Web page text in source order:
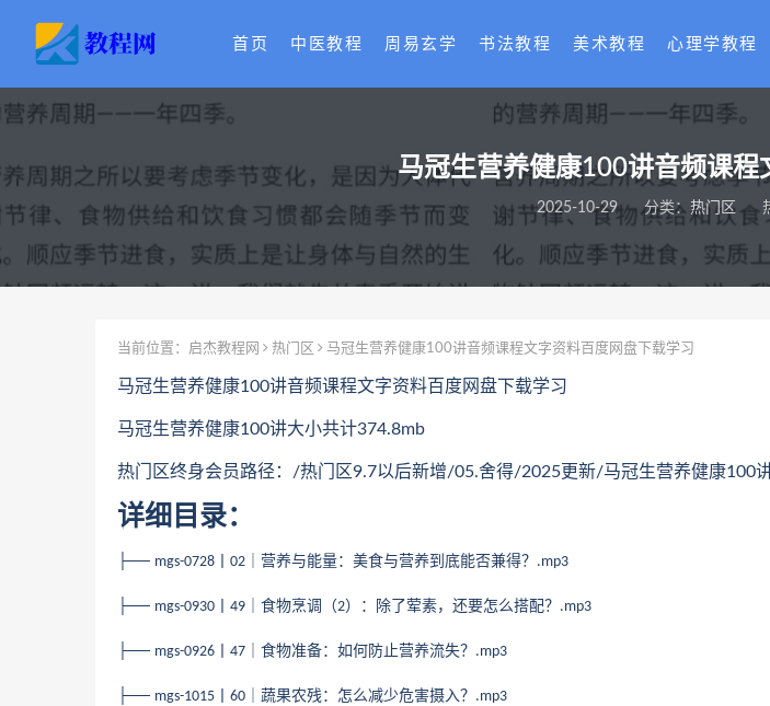
首页 中医教程 周易玄学 书法教程 美术教程 心理学教程
马冠生营养健康100讲音频课程
2025-10-29 分类： 热门区
当前位置： 启杰教程网 热门区 马冠生营养健康100讲音频课程文字资料百度网盘下载学习
马冠生营养健康100讲音频课程文字资料百度网盘下载学习
马冠生营养健康100讲大小共计374.8mb
热门区终身会员路径：/热门区9.7以后新增/05.舍得/2025更新/马冠生营养健康100
详细目录：
├── mgs-0728 02 ｜营养与能量：美食与营养到底能否兼得？ .mp3
├── mgs-0930 49 ｜食物烹调（2）：除了荤素，还要怎么搭配？ .mp3
├── mgs-0926 47 ｜食物准备：如何防止营养流失？ .mp3
├── mgs-1015 60 ｜蔬果农残：怎么减少危害摄入？ .mp3